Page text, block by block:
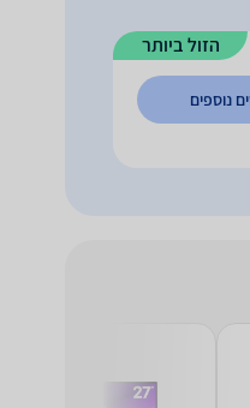
הזול ביותר
נוספים